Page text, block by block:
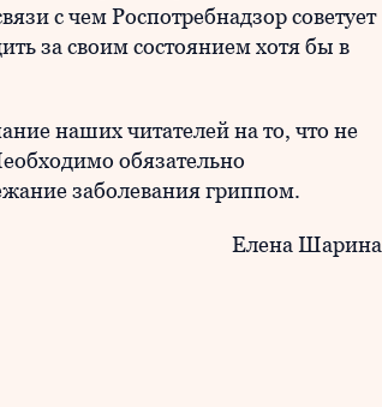
с чем Роспотребнадзор советует
за своим состоянием хотя бы в
наших читателей на то, что не
обязательно
заболевания гриппом.
Елена Шарина